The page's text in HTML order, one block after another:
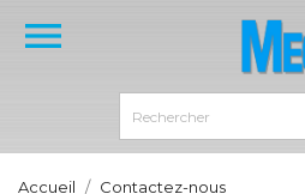

Accueil Contactez-nous